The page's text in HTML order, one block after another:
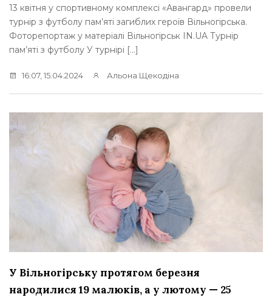
13 квітня у спортивному комплексі «Авангард» провели
турнір з футболу пам’яті загиблих героїв Вільногірська.
Фоторепортаж у матеріалі Вільногірськ IN.UA Турнір
пам’яті з футболу У турнірі […]
16:07, 15.04.2024 Альона Щекодіна
У Вільногірську протягом березня
народилися 19 малюків, а у лютому — 25